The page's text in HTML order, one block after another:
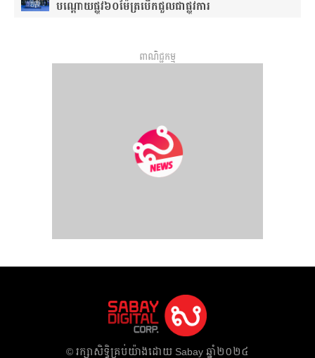
បណ្តោយផ្លូវ​​៦០ម៉ែត្រ​បើកជួលជាផ្លូវការ
ពាណិជ្ជកម្ម
​© រក្សា​សិទ្ធិ​គ្រប់​យ៉ាង​ដោយ​ Sabay ឆ្នាំ​២០២៤